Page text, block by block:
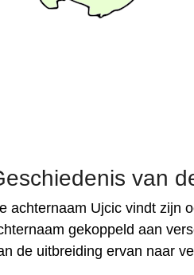
van
achternaam Ujcic vindt zijn
gekoppeld aan
de uitbreiding ervan naar